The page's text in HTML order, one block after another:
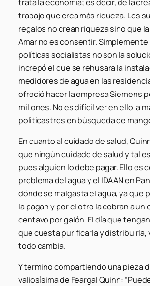
trata la economía; es decir, de la
trabajo que crea más riqueza. Los
regalos no crean riqueza sino que
Amar no es consentir. Simplemente
políticas socialistas no son la
increpó el que se rehusara la
medidores de agua en las
ofreció hacer la empresa Siemens
millones. No es difícil ver en ello la
politicastros en búsqueda de
En cuanto al cuidado de salud,
que ningún cuidado de salud y tal
pues alguien lo debe pagar. Ello es
problema del agua y el IDAAN en
dónde se malgasta el agua, ya que
la pagan y por el otro la cobran a un
centavo por galón. El día que
que cuesta purificarla y distribuirla,
todo cambia.
Y termino compartiendo una pieza
valiosísima de Feargal Quinn: